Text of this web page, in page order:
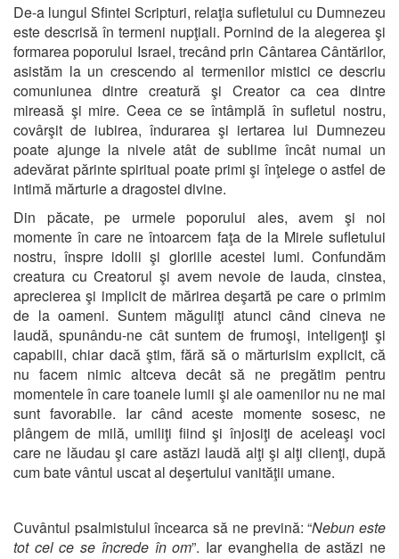
De-a lungul Sfintei Scripturi, relaţia sufletului cu Dumnezeu
este descrisă în termeni nupţiali. Pornind de la alegerea şi
formarea poporului Israel, trecând prin Cântarea Cântărilor,
asistăm la un crescendo al termenilor mistici ce descriu
comuniunea dintre creatură şi Creator ca cea dintre
mireasă şi mire. Ceea ce se întâmplă în sufletul nostru,
covârşit de iubirea, îndurarea şi iertarea lui Dumnezeu
poate ajunge la nivele atât de sublime încât numai un
adevărat părinte spiritual poate primi şi înţelege o astfel de
intimă mărturie a dragostei divine.
Din păcate, pe urmele poporului ales, avem şi noi
momente în care ne întoarcem faţa de la Mirele sufletului
nostru, înspre idolii şi gloriile acestei lumi. Confundăm
creatura cu Creatorul şi avem nevoie de lauda, cinstea,
aprecierea şi implicit de mărirea deşartă pe care o primim
de la oameni. Suntem măguliţi atunci când cineva ne
laudă, spunându-ne cât suntem de frumoşi, inteligenţi şi
capabili, chiar dacă ştim, fără să o mărturisim explicit, că
nu facem nimic altceva decât să ne pregătim pentru
momentele în care toanele lumii şi ale oamenilor nu ne mai
sunt favorabile. Iar când aceste momente sosesc, ne
plângem de milă, umiliţi fiind şi înjosiţi de aceleaşi voci
care ne lăudau şi care astăzi laudă alţi şi alţi clienţi, după
cum bate vântul uscat al deşertului vanităţii umane.
Cuvântul psalmistului încearca să ne prevină: “Nebun este
tot cel ce se încrede în om”. Iar evanghelia de astăzi ne